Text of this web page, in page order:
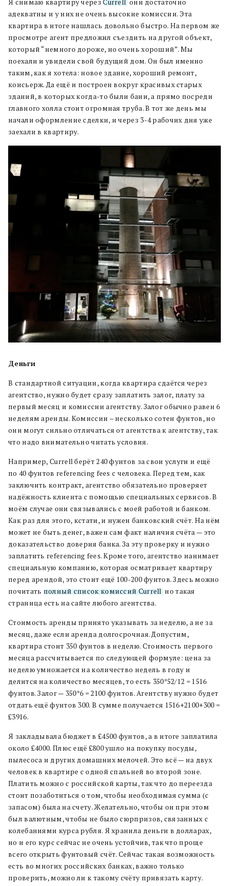
Я снимаю квартиру черезCurrell, они достаточно
адекватны и у них не очень высокие комиссии. Эта
квартира в итоге нашлась довольно быстро. На первом же
просмотре агент предложил съездить на другой объект,
который “немного дороже, но очень хороший”. Мы
поехали и увидели свой будущий дом. Он был именно
таким, как я хотела: новое здание, хороший ремонт,
консьерж. Да ещё и построен вокруг красивых старых
зданий, в которых когда-то были бани, а прямо посреди
главного холла стоит огромная труба. В тот же день мы
начали оформление сделки, и через 3-4 рабочих дня уже
заехали в квартиру.
Деньги
В стандартной ситуации, когда квартира сдаётся через
агентство, нужно будет сразу заплатить залог, плату за
первый месяц и комиссии агентству. Залог обычно равен 6
неделям аренды. Комиссии – несколько сотен фунтов, но
они могут сильно отличаться от агентства к агентству, так
что надо внимательно читать условия.
Например, Currell берёт 240 фунтов за свои услуги и ещё
по 40 фунтов referencing fees с человека. Перед тем, как
заключить контракт, агентство обязательно проверяет
надёжность клиента с помощью специальных сервисов. В
моём случае они связывались с моей работой и банком.
Как раз для этого, кстати, и нужен банковский счёт. На нём
может не быть денег, важен сам факт наличия счёта — это
доказательство доверия банка. За эту проверку и нужно
заплатить referencing fees. Кроме того, агентство нанимает
специальную компанию, которая осматривает квартиру
перед арендой, это стоит ещё 100-200 фунтов. Здесь можно
почитать полный список комиссий Currell, но такая
страница есть на сайте любого агентства.
Стоимость аренды принято указывать за неделю, а не за
месяц, даже если аренда долгосрочная. Допустим,
квартира стоит 350 фунтов в неделю. Стоимость первого
месяца рассчитывается по следующей формуле: цена за
неделю умножается на количество недель в году и
делится на количество месяцев, то есть 350*52/12 = 1516
фунтов. Залог — 350*6 = 2100 фунтов. Агентству нужно будет
отдать ещё фунтов 300. В сумме получается 1516+2100+300 =
£3916.
Я закладывала бюджет в £4500 фунтов, а в итоге заплатила
около £4000. Плюс ещё £800 ушло на покупку посуды,
пылесоса и других домашних мелочей. Это всё — на двух
человек в квартире с одной спальней во второй зоне.
Платить можно с российской карты, так что до переезда
стоит позаботиться о том, чтобы необходимая сумма (с
запасом) была на счету. Желательно, чтобы он при этом
был валютным, чтобы не было сюрпризов, связанных с
колебаниями курса рубля. Я хранила деньги в долларах,
но и его курс сейчас не очень устойчив, так что проще
всего открыть фунтовый счёт. Сейчас такая возможность
есть во многих российских банках, важно только
проверить, можно ли к такому счёту привязать карту.